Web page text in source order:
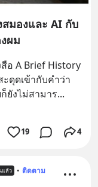
มองและ AI กับ
ผม
อ A Brief History
ดุดเข้ากับคำว่า
ยังไม่สามาร
19 4
แล้ว • ติดตาม